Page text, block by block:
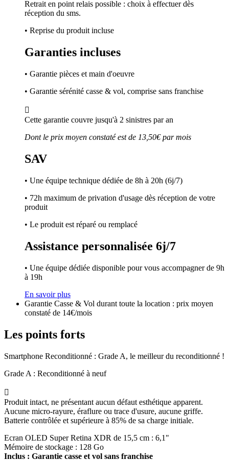
Retrait en point relais possible : choix à effectuer dès
réception du sms.
• Reprise du produit incluse
Garanties incluses
• Garantie pièces et main d'oeuvre
• Garantie sérénité casse & vol, comprise sans franchise

Cette garantie couvre jusqu'à 2 sinistres par an
Dont le prix moyen constaté est de 13,50€ par mois
SAV
• Une équipe technique dédiée de 8h à 20h (6j/7)
• 72h maximum de privation d'usage dès réception de votre
produit
• Le produit est réparé ou remplacé
Assistance personnalisée 6j/7
• Une équipe dédiée disponible pour vous accompagner de 9h
à 19h
En savoir plus
Garantie Casse & Vol durant toute la location : prix moyen
constaté de 14€/mois
Les points forts
Smartphone Reconditionné : Grade A, le meilleur du reconditionné !
Grade A : Reconditionné à neuf

Produit intact, ne présentant aucun défaut esthétique apparent.
Aucune micro-rayure, éraflure ou trace d'usure, aucune griffe.
Batterie contrôlée et supérieure à 85% de sa charge initiale.
Ecran OLED Super Retina XDR de 15,5 cm : 6,1"
Mémoire de stockage : 128 Go
Inclus : Garantie casse et vol sans franchise